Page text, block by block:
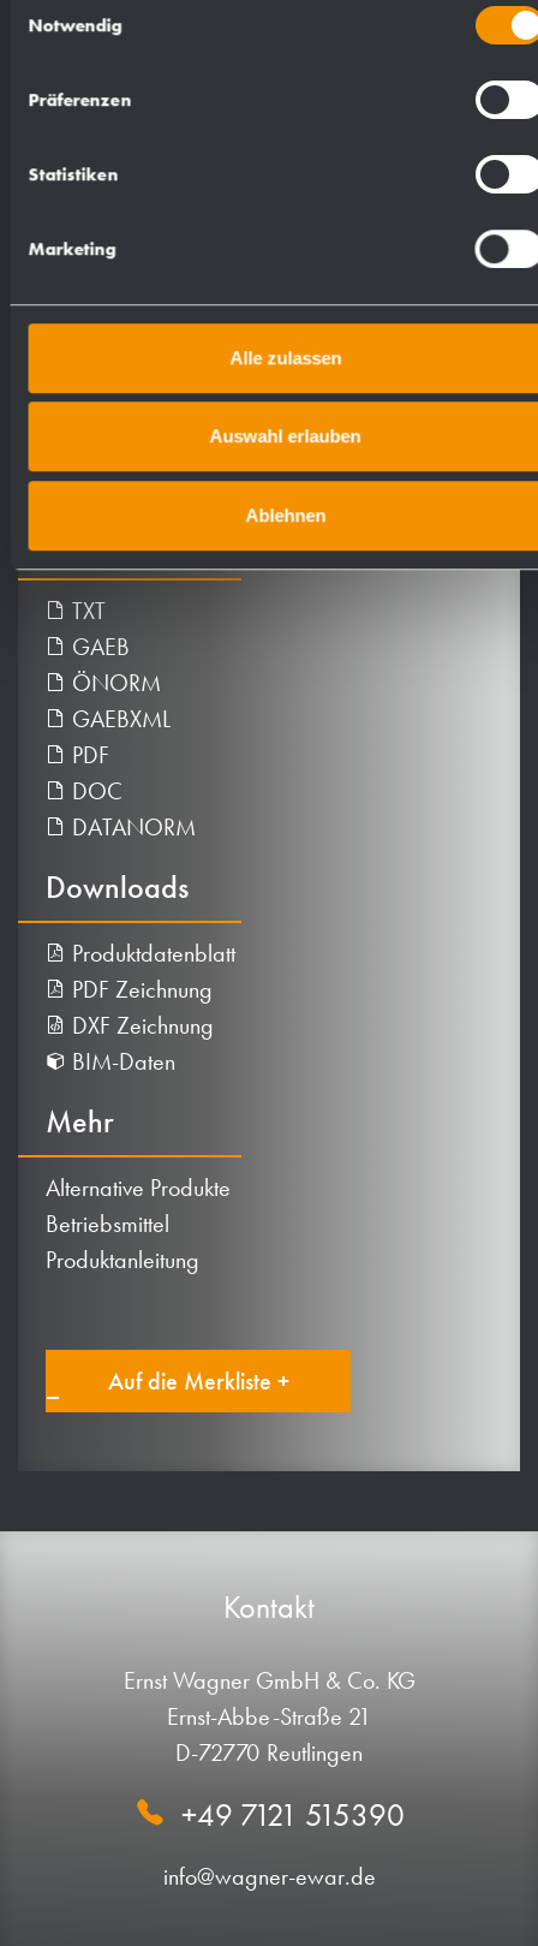
Notwendig
Präferenzen
Statistiken
Marketing
Alle zulassen
Auswahl erlauben
Ablehnen
Sichtschlitz als Füllstandsanzeige. Nachfüllbar
Befestigungsmaterial und Erstbefüllung mit
Ausschreibungstexte
TXT
GAEB
ÖNORM
GAEBXML
PDF
DOC
DATANORM
Downloads
Produktdatenblatt
PDF Zeichnung
DXF Zeichnung
BIM-Daten
Mehr
Alternative Produkte
Betriebsmittel
Produktanleitung
Auf die Merkliste +
Kontakt
Ernst Wagner GmbH & Co. KG
Ernst-Abbe-Straße 21
D-72770 Reutlingen
+49 7121 515390
info@wagner-ewar.de